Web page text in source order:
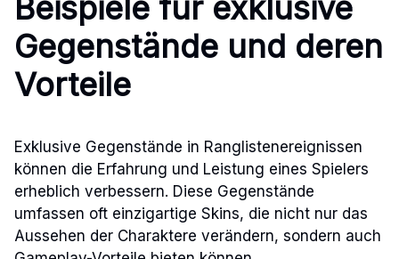
Gegenstände und deren
Vorteile
Exklusive Gegenstände in Ranglistenereignissen
können die Erfahrung und Leistung eines Spielers
erheblich verbessern. Diese Gegenstände
umfassen oft einzigartige Skins, die nicht nur das
Aussehen der Charaktere verändern, sondern auch